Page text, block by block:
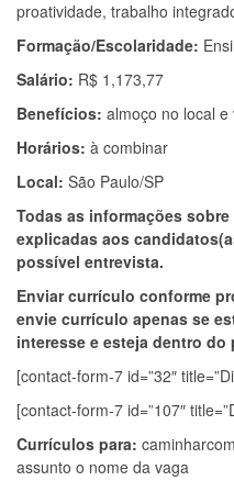
proatividade, trabalho
Formação/Escolaridade:
Salário: R$ 1,173,77
Benefícios: almoço no local e
Horários: à combinar
Local: São Paulo/SP
Todas as informações
explicadas aos
possível entrevista.
Enviar currículo conforme
envie currículo apenas se
interesse e esteja dentro do
[contact-form-7 id=”32″
[contact-form-7 id=”107″
Currículos para:
assunto o nome da vaga